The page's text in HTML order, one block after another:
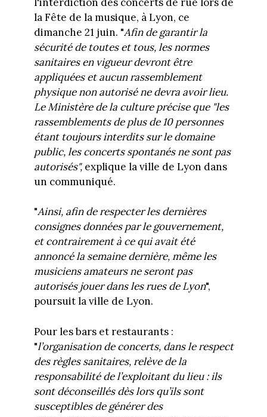
la Fête de la musique, à Lyon, ce
dimanche 21 juin. "Afin de garantir la
sécurité de toutes et tous, les normes
sanitaires en vigueur devront être
appliquées et aucun rassemblement
physique non autorisé ne devra avoir lieu.
Le Ministère de la culture précise que"les
rassemblements de plus de 10 personnes
étant toujours interdits sur le domaine
public, les concerts spontanés ne sont pas
autorisés", explique la ville de Lyon dans
un communiqué.
"Ainsi, afin de respecter les dernières
consignes données par le gouvernement,
et contrairement à ce qui avait été
annoncé la semaine dernière, même les
musiciens amateurs ne seront pas
autorisés jouer dans les rues de Lyon",
poursuit la ville de Lyon.
Pour les bars et restaurants :
"l’organisation de concerts, dans le respect
des règles sanitaires, relève de la
responsabilité de l’exploitant du lieu : ils
sont déconseillés dès lors qu’ils sont
susceptibles de générer des